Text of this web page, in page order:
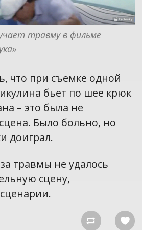
травму в фильме
что при съемке одной
бьет по шее крюк
– это была не
Было больно, но
доиграл.
травмы не удалось
сцену,
 